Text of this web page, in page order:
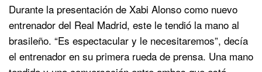
Durante la presentación de Xabi Alonso como nuevo
entrenador del Real Madrid, este le tendió la mano al
brasileño. “Es espectacular y le necesitaremos”, decía
el entrenador en su primera rueda de prensa. Una mano